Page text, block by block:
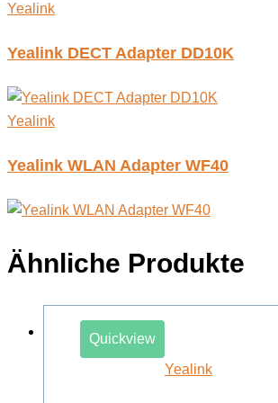
Yealink
Yealink DECT Adapter DD10K
Yealink
Yealink WLAN Adapter WF40
Ähnliche Produkte
Quickview
Yealink